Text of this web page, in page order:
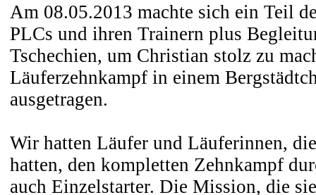
Am 08.05.2013 machte sich ein Teil
PLCs und ihren Trainern plus
Tschechien, um Christian stolz zu
Läuferzehnkampf in einem
ausgetragen.
Wir hatten Läufer und Läuferinnen,
hatten, den kompletten Zehnkampf
auch Einzelstarter. Die Mission, die